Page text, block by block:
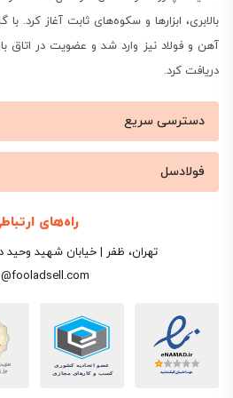
نحوه و نوع کار این محصول
ساختمان است و برای اجرای وال
قیمت انواع وال پست
بالابری، ابزارها و سکوه‌های ثابت آغاز
آهن و فولاد نیز وارد شد و عضویت در اتاق
دریافت کرد.
دسترسی سریع
فولادسل
راه‌های
تهران، ظفر | خیابان شهید وحید